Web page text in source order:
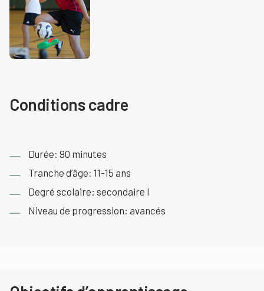
Conditions cadre
Durée: 90 minutes
Tranche d’âge: 11-15 ans
Degré scolaire: secondaire I
Niveau de progression: avancés